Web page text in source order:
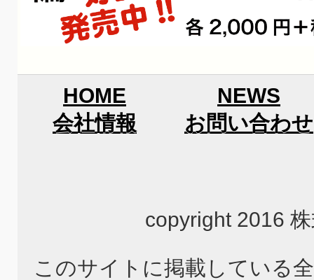
HOME
NEWS
会社情報
お問い合わせ
copyright 2016
このサイトに掲載している